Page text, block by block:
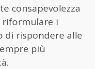
consapevolezza
i
di rispondere alle
più